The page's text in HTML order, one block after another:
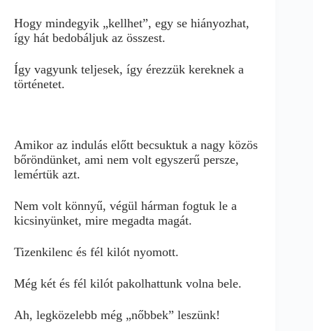
Hogy mindegyik „kellhet”, egy se hiányozhat,
így hát bedobáljuk az összest.
Így vagyunk teljesek, így érezzük kereknek a
történetet.
Amikor az indulás előtt becsuktuk a nagy közös
bőröndünket, ami nem volt egyszerű persze,
lemértük azt.
Nem volt könnyű, végül hárman fogtuk le a
kicsinyünket, mire megadta magát.
Tizenkilenc és fél kilót nyomott.
Még két és fél kilót pakolhattunk volna bele.
Ah, legközelebb még „nőbbek” leszünk!